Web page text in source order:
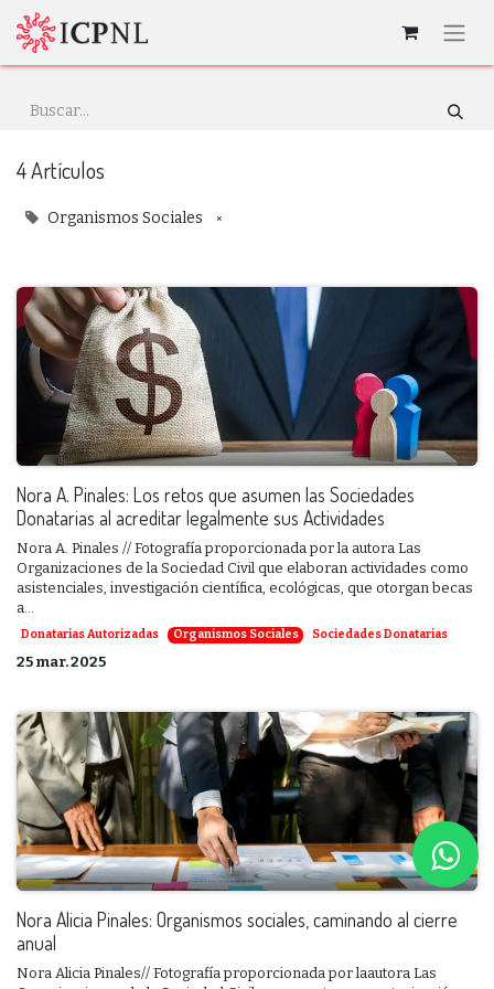
4 Artículos
Organismos Sociales ×
Nora A. Pinales: Los retos que asumen las Sociedades
Donatarias al acreditar legalmente sus Actividades
Nora A. Pinales // Fotografía proporcionada por la autora Las
Organizaciones de la Sociedad Civil que elaboran actividades como
asistenciales, investigación científica, ecológicas, que otorgan becas
a...
Donatarias Autorizadas Organismos Sociales Sociedades Donatarias
25 mar. 2025
Nora Alicia Pinales: Organismos sociales, caminando al cierre
anual
Nora Alicia Pinales// Fotografía proporcionada por laautora Las